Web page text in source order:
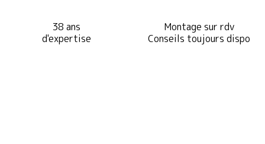
38 ans
d'expertise
Montage sur rdv
Conseils toujours dispo